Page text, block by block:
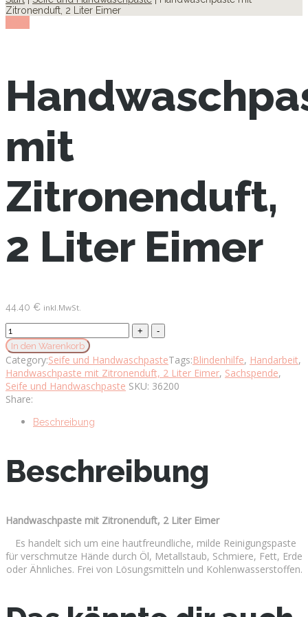
Zitronenduft, 2 Liter Eimer
mit
Zitronenduft,
2 Liter Eimer
44.40 € inkl.MwSt.
Handwaschpaste
mit
Zitronenduft,
2
Liter
Eimer
quantity
In den Warenkorb
Category:Seife und HandwaschpasteTags:Blindenhilfe, Handarbeit,
Handwaschpaste mit Zitronenduft, 2 Liter Eimer, Sachspende,
Seife und Handwaschpaste SKU: 36200
Share:
Beschreibung
Beschreibung
Handwaschpaste mit Zitronenduft, 2 Liter Eimer
Es handelt sich um eine hautfreundliche, milde Reinigungspaste
für verschmutze Hände durch Öl, Metallstaub, Schmiere, Fett, Erde
oder Ähnliches. Frei von Lösungsmitteln und Kohlenwasserstoffen.